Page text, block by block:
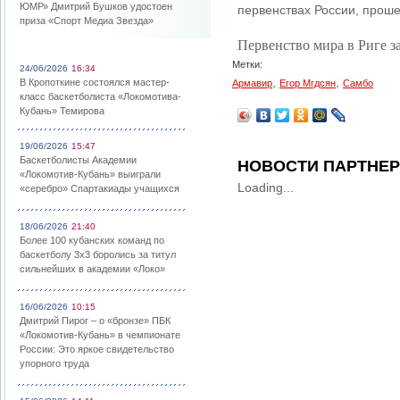
ЮМР» Дмитрий Бушков удостоен
приза «Спорт Медиа Звезда»
24/06/2026 16:34
В Кропоткине состоялся мастер-
класс баскетболиста «Локомотива-
Кубань» Темирова
19/06/2026 15:47
Баскетболисты Академии
«Локомотив-Кубань» выиграли
«серебро» Спартакиады учащихся
18/06/2026 21:40
Более 100 кубанских команд по
баскетболу 3х3 боролись за титул
сильнейших в академии «Локо»
16/06/2026 10:15
Дмитрий Пирог – о «бронзе» ПБК
«Локомотив-Кубань» в чемпионате
России: Это яркое свидетельство
упорного труда
первенствах России,
Первенство мира в Риге
Метки:
Армавир
Егор Мгдсян Самбо
НОВОСТИ
Loading...